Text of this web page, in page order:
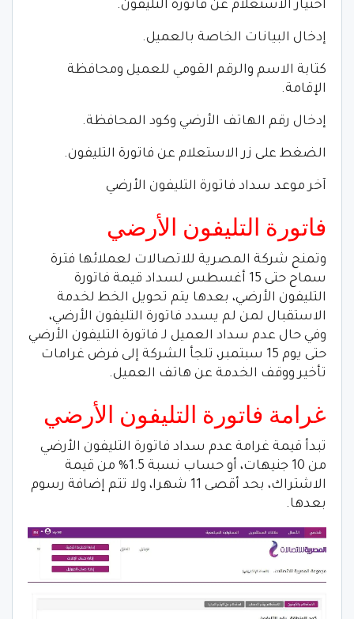
اختيار الاستعلام عن فاتورة التليفون.
إدخال البيانات الخاصة بالعميل.
كتابة الاسم والرقم القومي للعميل ومحافظة
الإقامة.
إدخال رقم الهاتف الأرضي وكود المحافظة.
الضغط على زر الاستعلام عن فاتورة التليفون.
آخر موعد سداد فاتورة التليفون الأرضي
فاتورة التليفون الأرضي
وتمنح شركة المصرية للاتصالات لعملائها فترة
سماح حتى 15 أغسطس لسداد قيمة فاتورة
التليفون الأرضي، بعدها يتم تحويل الخط لخدمة
الاستقبال لمن لم يسدد فاتورة التليفون الأرضي،
وفي حال عدم سداد العميل لـ فاتورة التليفون الأرضي
حتى يوم 15 سبتمبر، تلجأ الشركة إلى فرض غرامات
تأخير ووقف الخدمة عن هاتف العميل.
غرامة فاتورة التليفون الأرضي
تبدأ قيمة غرامة عدم سداد فاتورة التليفون الأرضي
من 10 جنيهات، أو حساب نسبة 1.5% من قيمة
الاشتراك، بحد أقصى 11 شهرا، ولا تتم إضافة رسوم
بعدها.